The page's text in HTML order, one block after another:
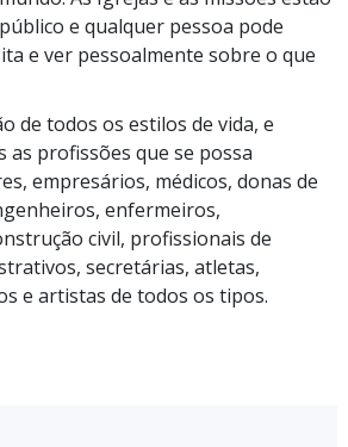
e qualquer pessoa pode
e ver pessoalmente sobre o que
de todos os estilos de vida, e
as profissões que se possa
empresários, médicos, donas de
enfermeiros,
civil, profissionais de
secretárias, atletas,
e artistas de todos os tipos.